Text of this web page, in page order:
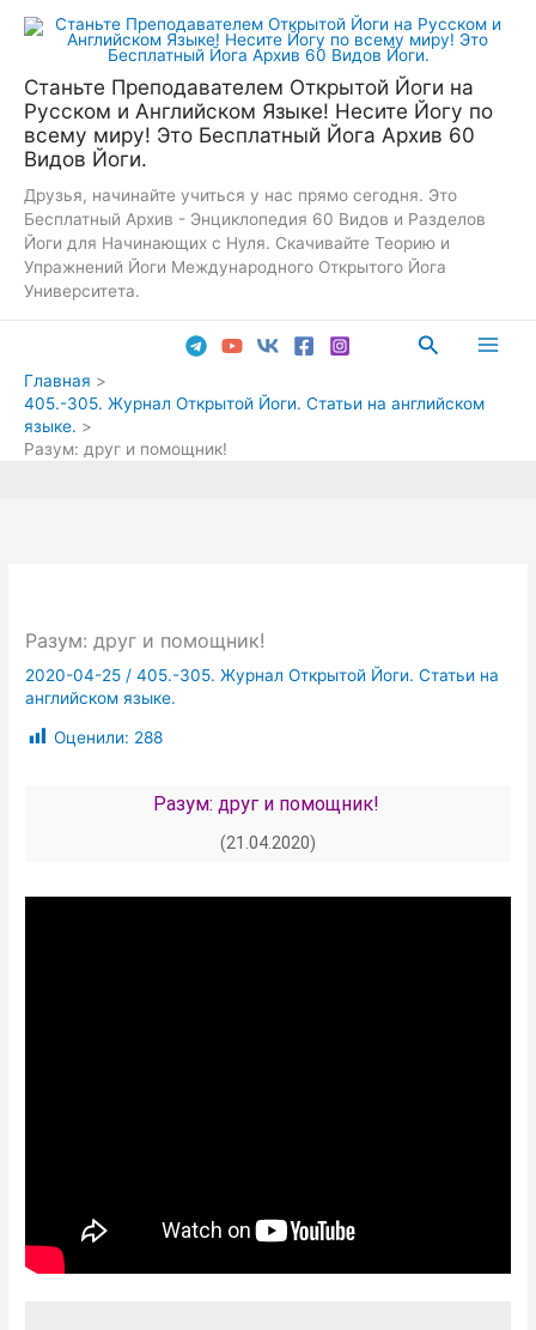
Перейти
Станьте Преподавателем Открытой Йоги на
Русском и Английском Языке! Несите Йогу по
всему миру! Это Бесплатный Йога Архив 60
Видов Йоги.
Друзья, начинайте учиться у нас прямо сегодня. Это
Бесплатный Архив - Энциклопедия 60 Видов и Разделов
Йоги для Начинающих с Нуля. Скачивайте Теорию и
Упражнений Йоги Международного Открытого Йога
Университета.
Поиск
Главная
405.-305. Журнал Открытой Йоги. Статьи на английском
языке.
Разум: друг и помощник!
Разум: друг и помощник!
2020-04-25 /405.-305. Журнал Открытой Йоги. Статьи на
английском языке.
Оценили: 288
Разум: друг и помощник!
(21.04.2020)